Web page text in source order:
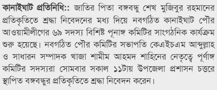
কানাইঘাট প্রতিনিধি::জাতির পিতা বঙ্গবন্ধু শেখ মুজিবুর রহমানের
প্রতিকৃতিতে শ্রদ্ধা নিবেদনের মধ্য দিয়ে নবগঠিত কানাইঘাট পৌর
আওয়ামীলীগের ৬৯ সদস্য বিশিষ্ট পূনাঙ্গ কমিটির সাংগঠনিক কার্যক্রম
শুরু হয়েছে। নবগঠিত পৌর কমিটির সভাপতি কেএইচএম আব্দুল্লাহ
ও সাধারন সম্পাদক খাজা শামীম আহমদ শাহিনের নেতৃত্বে পূর্ণাঙ্গ
কমিটির সদস্যরা সোমবার সকাল ১১টায় উপজেলা প্রশাসন চত্তরে
স্থাপিত বঙ্গবন্ধুর প্রতিকৃতিতে শ্রদ্ধা নিবেদন করেন।